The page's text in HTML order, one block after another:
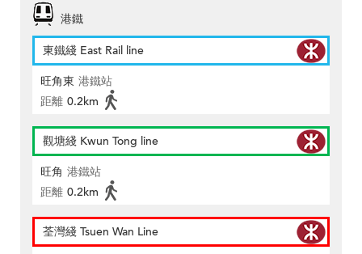
港鐵
東鐵綫 East Rail line
旺角東 港鐵站
距離 0.2km
觀塘綫 Kwun Tong line
旺角 港鐵站
距離 0.2km
荃灣綫 Tsuen Wan Line